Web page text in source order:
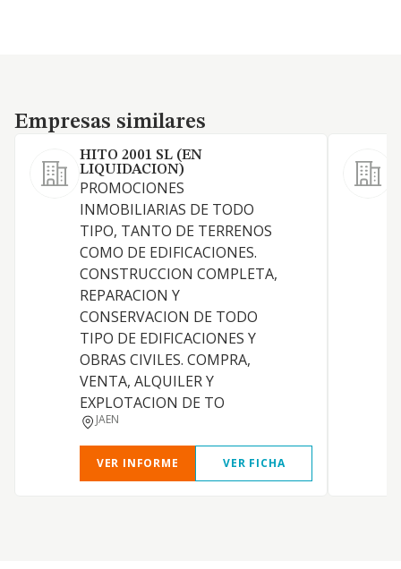
Empresas similares
Empresas similares
HITO 2001 SL (EN
LIQUIDACION)
PROMOCIONES
INMOBILIARIAS DE TODO
TIPO, TANTO DE TERRENOS
COMO DE EDIFICACIONES.
CONSTRUCCION COMPLETA,
REPARACION Y
CONSERVACION DE TODO
TIPO DE EDIFICACIONES Y
OBRAS CIVILES. COMPRA,
VENTA, ALQUILER Y
EXPLOTACION DE TO
JAEN
VER INFORME VER FICHA